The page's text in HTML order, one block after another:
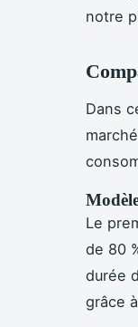
notre
Dans
Le
de 80
durée
grâce